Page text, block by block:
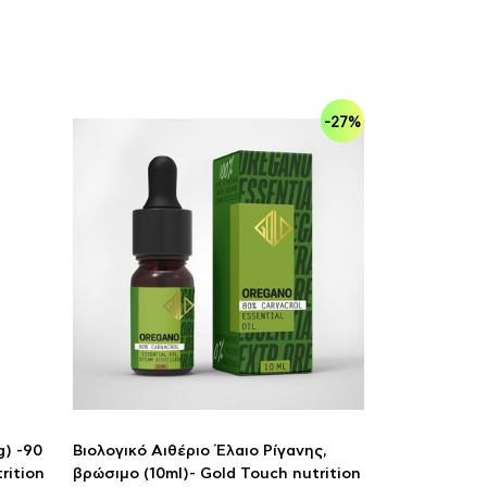
-90
-27%
Βιολογικό Αιθέριο Έλαιο Ρίγανης,
βρώσιμο (10ml)- Gold Touch nutrition